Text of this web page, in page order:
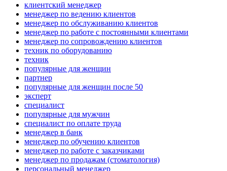
клиентский менеджер
менеджер по ведению клиентов
менеджер по обслуживанию клиентов
менеджер по работе с постоянными клиентами
менеджер по сопровождению клиентов
техник по оборудованию
техник
популярные для женщин
партнер
популярные для женщин после 50
эксперт
специалист
популярные для мужчин
специалист по оплате труда
менеджер в банк
менеджер по обучению клиентов
менеджер по работе с заказчиками
менеджер по продажам (стоматология)
персональный менеджер